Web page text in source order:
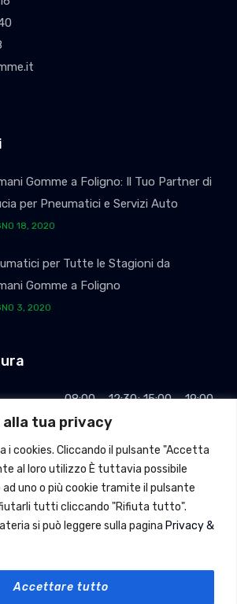
alla tua privacy
i cookies. Cliccando il pulsante "Accetta
al loro utilizzo È tuttavia possibile
ad uno o più cookie tramite il pulsante
tutti cliccando "Rifiuta tutto".
si può leggere sulla pagina Privacy &
Accettare tutto
Gomme a Foligno: Il Tuo Partner di
per Pneumatici e Servizi Auto
18, 2020
per Tutte le Stagioni da
Gomme a Foligno
3, 2020
08:00 – 12:30; 15:00 – 19:00
08:00 – 12:30; pomeriggio CHIUSO
Chiuso